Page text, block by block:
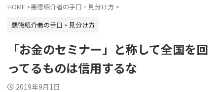
HOME >悪徳紹介者の手口・見分け方 >
悪徳紹介者の手口・見分け方
「お金のセミナー」と称して全国を回
ってるものは信用するな
2019年9月1日